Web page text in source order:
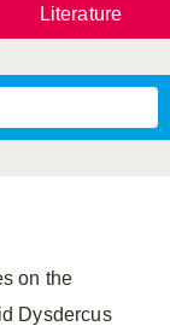
Literature
on the
Dysdercus